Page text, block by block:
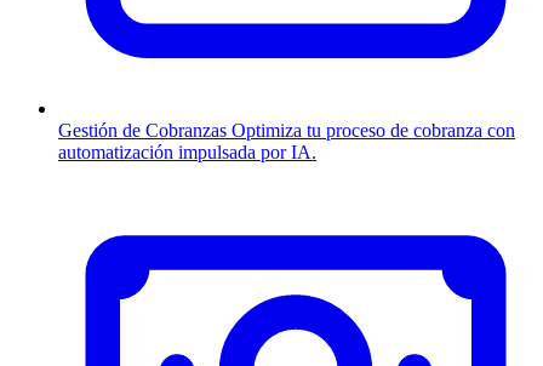
Gestión de Cobranzas Optimiza tu proceso de cobranza con
automatización impulsada por IA.